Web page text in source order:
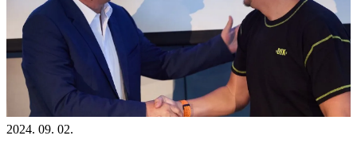
2024. 09. 02.